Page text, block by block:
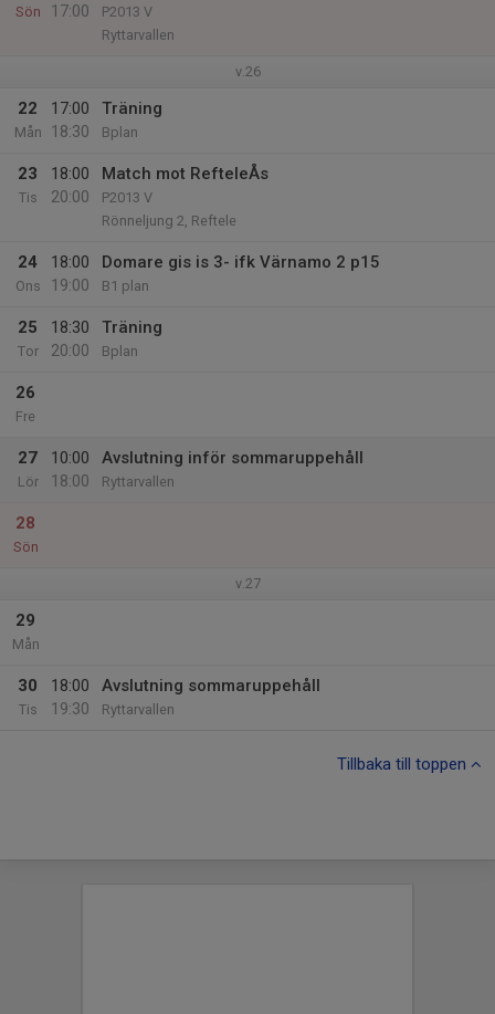
Sön
17:00
P2013 V
Ryttarvallen
v.26
22
Mån
17:00
18:30
Träning
Bplan
23
Tis
18:00
20:00
Match mot RefteleÅs
P2013 V
Rönneljung 2, Reftele
24
Ons
18:00
19:00
Domare gis is 3- ifk Värnamo 2 p15
B1 plan
25
Tor
18:30
20:00
Träning
Bplan
26
Fre
27
Lör
10:00
18:00
Avslutning inför sommaruppehåll
Ryttarvallen
28
Sön
v.27
29
Mån
30
Tis
18:00
19:30
Avslutning sommaruppehåll
Ryttarvallen
Tillbaka till toppen